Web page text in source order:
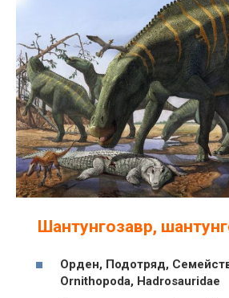
Шантунгозавр,
Орден, Подотряд,
Ornithopoda, Hadrosauridae